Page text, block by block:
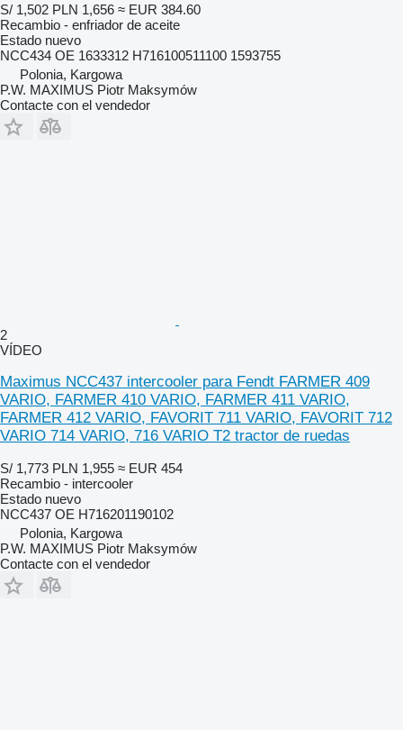
S/ 1,502 PLN 1,656 ≈ EUR 384.60
Recambio - enfriador de aceite
Estado nuevo
NCC434 OE 1633312 H716100511100 1593755
Polonia, Kargowa
P.W. MAXIMUS Piotr Maksymów
Contacte con el vendedor
2
VÍDEO
Maximus NCC437 intercooler para Fendt FARMER 409
VARIO, FARMER 410 VARIO, FARMER 411 VARIO,
FARMER 412 VARIO, FAVORIT 711 VARIO, FAVORIT 712
VARIO 714 VARIO, 716 VARIO T2 tractor de ruedas
S/ 1,773 PLN 1,955 ≈ EUR 454
Recambio - intercooler
Estado nuevo
NCC437 OE H716201190102
Polonia, Kargowa
P.W. MAXIMUS Piotr Maksymów
Contacte con el vendedor